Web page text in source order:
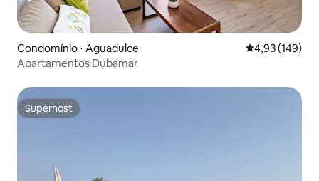
Condomínio ⋅ Aguadulce 4,93 de uma
4,93 (149)
Apartamentos Dubamar
Superhost
Superhost